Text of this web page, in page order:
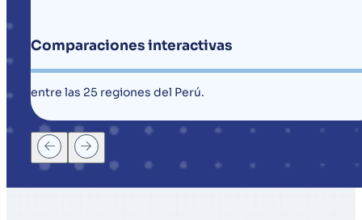
Comparaciones interactivas
entre las 25 regiones del Perú.